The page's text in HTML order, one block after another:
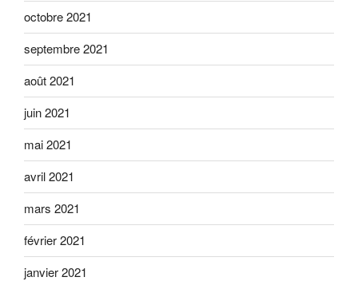
octobre 2021
septembre 2021
août 2021
juin 2021
mai 2021
avril 2021
mars 2021
février 2021
janvier 2021